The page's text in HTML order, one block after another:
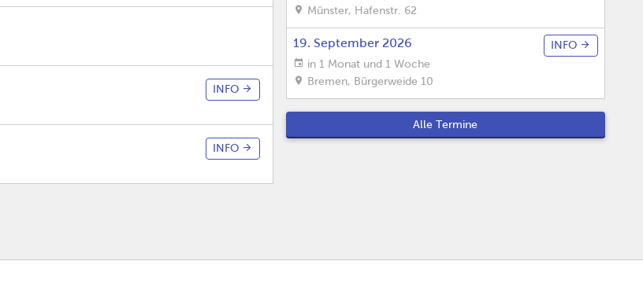
INFO
INFO
Münster, Hafenstr. 62
19. September 2026
in 1 Monat und 1 Woche
Bremen, Bürgerweide 10
INFO
Alle Termine